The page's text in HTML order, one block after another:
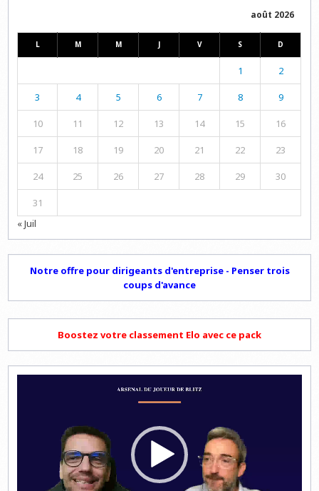
août 2026
L M M J V S D
1 2
3 4 5 6 7 8 9
10 11 12 13 14 15 16
17 18 19 20 21 22 23
24 25 26 27 28 29 30
31
« Juil
Notre offre pour dirigeants d'entreprise - Penser trois
coups d'avance
Boostez votre classement Elo avec ce pack